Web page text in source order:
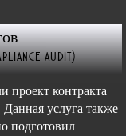
audit)
проект контракта
услуга также
подготовил